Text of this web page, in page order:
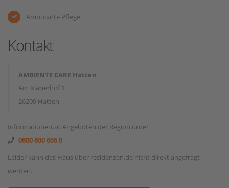
Ambulante Pflege
Kontakt
AMBIENTE CARE Hatten
Am Klänerhof 1
26209 Hatten
Informationen zu Angeboten der Region unter
0800 800 666 0
Leider kann das Haus über residenzen.de nicht direkt angefragt
werden.